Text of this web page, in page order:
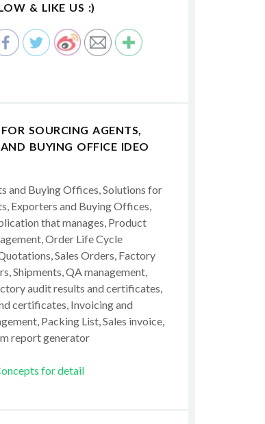
& LIKE US :)
SOURCING AGENTS,
BUYING OFFICE IDEO
and Buying Offices, Solutions for
Exporters and Buying Offices,
that manages, Product
Order Life Cycle
Sales Orders, Factory
Shipments, QA management,
audit results and certificates,
certificates, Invoicing and
Packing List, Sales invoice,
report generator
for detail